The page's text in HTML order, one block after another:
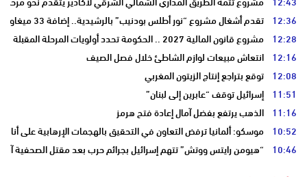
12:36 تقدم أشغال مشروع “نور أطلس بودنيب” بالرشيدية.. إضافة 33 ميغاوات إلى الشبكة الوطنية
12:28 مشروع قانون المالية 2027 .. الحكومة تحدد أولويات المرحلة المقبلة
12:16 انتعاش مبيعات لوازم الشاطئ خلال فصل الصيف
12:08 توقع بتراجع إنتاج الزيتون المغربي
11:51 إسرائيل توقف “عابرين إلى لبنان”
11:16 الذهب يرتفع بفضل آمال إعادة فتح هرمز
10:52 موسكو: ألمانيا ترفض التعاون في التحقيق بالهجمات الإرهابية على
10:46 “هيومن رايتس ووتش” تتهم إسرائيل بجرائم حرب بعد مقتل الصحفية